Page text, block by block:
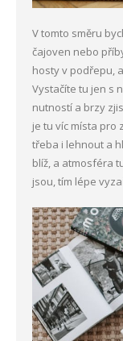
V tomto směru
čajoven nebo
hosty v podřepu,
Vystačíte tu jen s
nutností a brzy
je tu víc místa pro
třeba i lehnout a
blíž, a atmosféra
jsou, tím lépe